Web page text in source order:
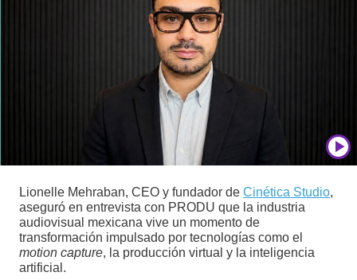
Lionelle Mehraban, CEO y fundador de Cinética Studio,
aseguró en entrevista con PRODU que la industria
audiovisual mexicana vive un momento de
transformación impulsado por tecnologías como el
motion capture, la producción virtual y la inteligencia
artificial.